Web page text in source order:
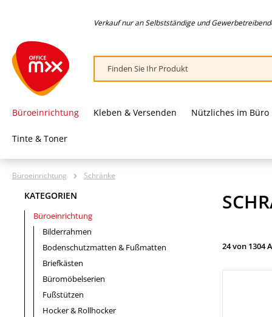
Verkauf nur an Selbstständige und
Büroeinrichtung Kleben & Versenden Nützliches im Büro
Tinte & Toner
Büroeinrichtung Schränke
KATEGORIEN
Büroeinrichtung
Bilderrahmen
Bodenschutzmatten & Fußmatten
Briefkästen
Büromöbelserien
Fußstützen
Hocker & Rollhocker
24 von 1304